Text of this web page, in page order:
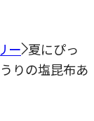
ー 夏にぴっ
りの塩昆布あ